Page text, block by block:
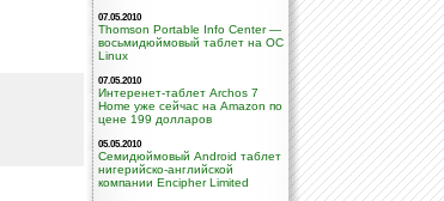
07.05.2010
Thomson Portable Info Center —
восьмидюймовый таблет на ОС
Linux
07.05.2010
Интеренет-таблет Archos 7
Home уже сейчас на Amazon по
цене 199 долларов
05.05.2010
Семидюймовый Android таблет
нигерийско-английской
компании Encipher Limited